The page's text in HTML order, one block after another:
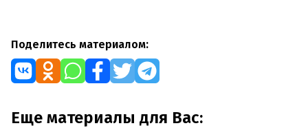
Поделитесь материалом:
Еще материалы для Вас: